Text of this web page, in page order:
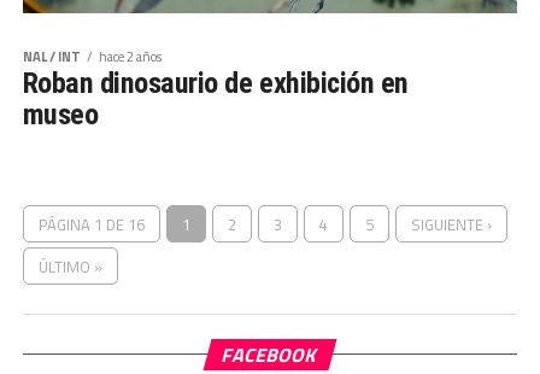
NAL / INT hace 2 años
Roban dinosaurio de exhibición en
museo
PÁGINA 1 DE 16 1 2 3 4 5
SIGUIENTE ›
ÚLTIMO »
FACEBOOK